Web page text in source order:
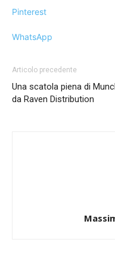
Pinterest
WhatsApp
Articolo precedente
Una scatola piena di
da Raven Distribution